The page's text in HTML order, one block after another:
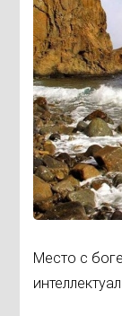
Место с